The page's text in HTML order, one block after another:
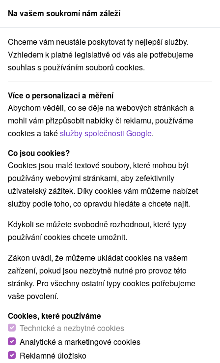
člen skupinySorger
All Inclusive léto v Piešťanech: 1 dítě do 12 let ZDARMA,
All Inclusive léto v Piešťanech: 1
dítě do 12 let ZDARMA, animace
PLANET FUN
Hotel Park ★ ★ Piešťany Piešťany
Navigovat do místa
vynikající 423 recenzí
Na vašem soukromí nám záleží
Chceme vám neustále poskytovat ty nejlepší služby.
Vzhledem k platné legislativě od vás ale potřebujeme
souhlas s používáním souborů cookies.
Více o personalizaci a měření
Abychom věděli, co se děje na webových stránkách a
mohli vám přizpůsobit nabídky či reklamu, používáme
cookies a takéslužby společnosti Google.
Co jsou cookies?
Cookies jsou malé textové soubory, které mohou být
používány webovými stránkami, aby zefektivnily
uživatelský zážitek. Díky cookies vám můžeme nabízet
služby podle toho, co opravdu hledáte a chcete najít.
Kdykoli se můžete svobodně rozhodnout, které typy
používání cookies chcete umožnit.
Zákon uvádí, že můžeme ukládat cookies na vašem
zařízení, pokud jsou nezbytně nutné pro provoz této
stránky. Pro všechny ostatní typy cookies potřebujeme
vaše povolení.
Cookies, které používáme
Technické a nezbytné cookies
Analytické a marketingové cookies
Reklamné úložisko